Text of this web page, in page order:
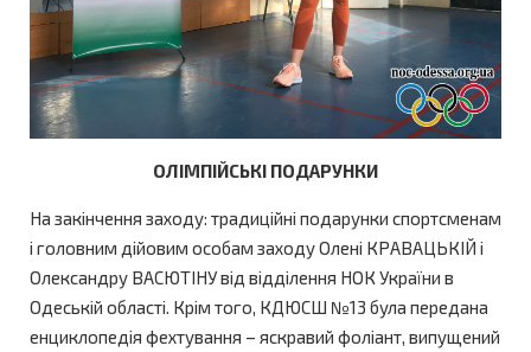
ОЛІМПІЙСЬКІ ПОДАРУНКИ
На закінчення заходу: традиційні подарунки спортсменам
і головним дійовим особам заходу Олені КРАВАЦЬКІЙ і
Олександру ВАСЮТІНУ від відділення НОК України в
Одеській області. Крім того, КДЮСШ №13 була передана
енциклопедія фехтування – яскравий фоліант, випущений